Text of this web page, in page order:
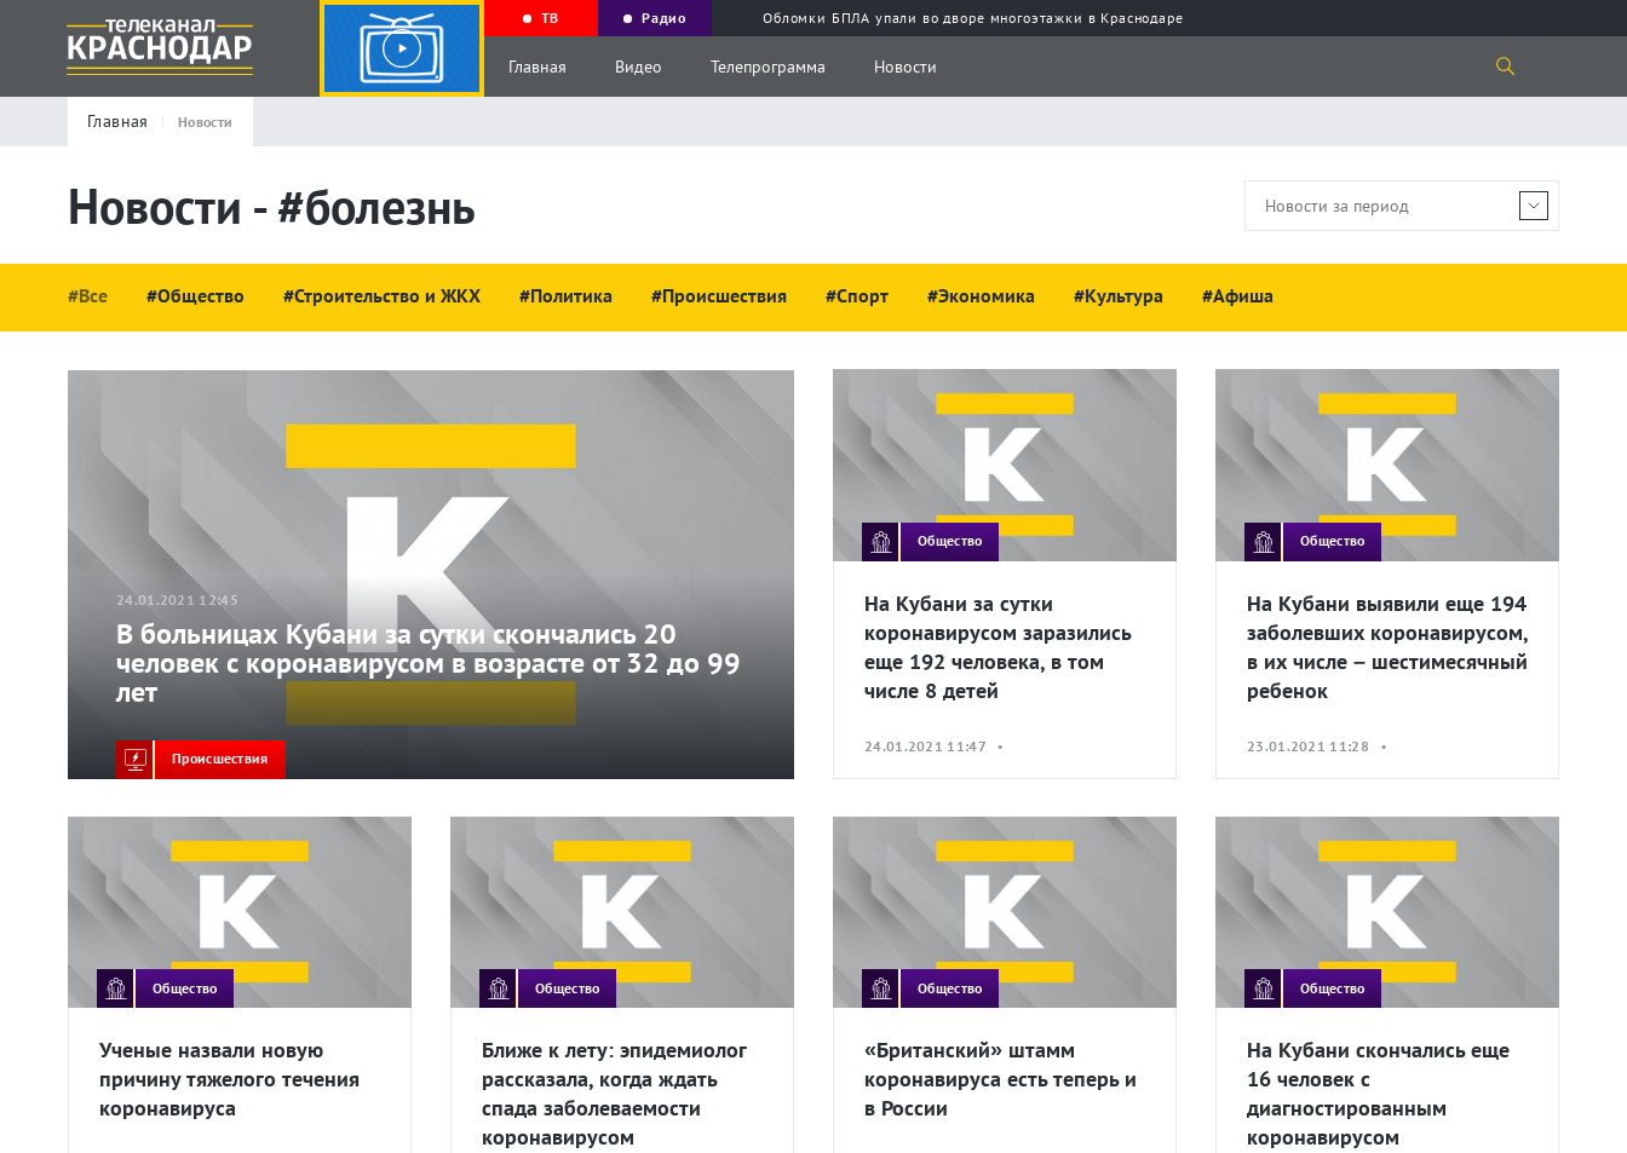
ТВ Радио Обломки БПЛА упали во дворе многоэтажки в Краснодаре
Главная Видео Телепрограмма Новости
Главная Новости
Новости - #болезнь
#Все #Общество #Строительство и ЖКХ #Политика #Происшествия #Спорт #Экономика #Культура #Афиша
24.01.2021 12:45
В больницах Кубани за сутки скончались 20
человек с коронавирусом в возрасте от 32 до 99
лет
Происшествия
Общество
На Кубани за сутки
коронавирусом заразились
еще 192 человека, в том
числе 8 детей
24.01.2021 11:47 •
Общество
На Кубани выявили еще 194
заболевших коронавирусом,
в их числе – шестимесячный
ребенок
23.01.2021 11:28 •
Общество
Ученые назвали новую
причину тяжелого течения
коронавируса
Общество
Ближе к лету: эпидемиолог
рассказала, когда ждать
спада заболеваемости
коронавирусом
Общество
«Британский» штамм
коронавируса есть теперь и
в России
Общество
На Кубани скончались еще
16 человек с
диагностированным
коронавирусом